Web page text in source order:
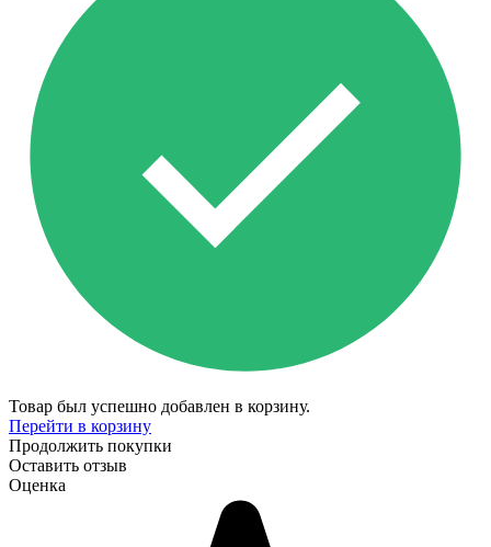
Товар был успешно добавлен в корзину.
Перейти в корзину
Продолжить покупки
Оставить отзыв
Оценка